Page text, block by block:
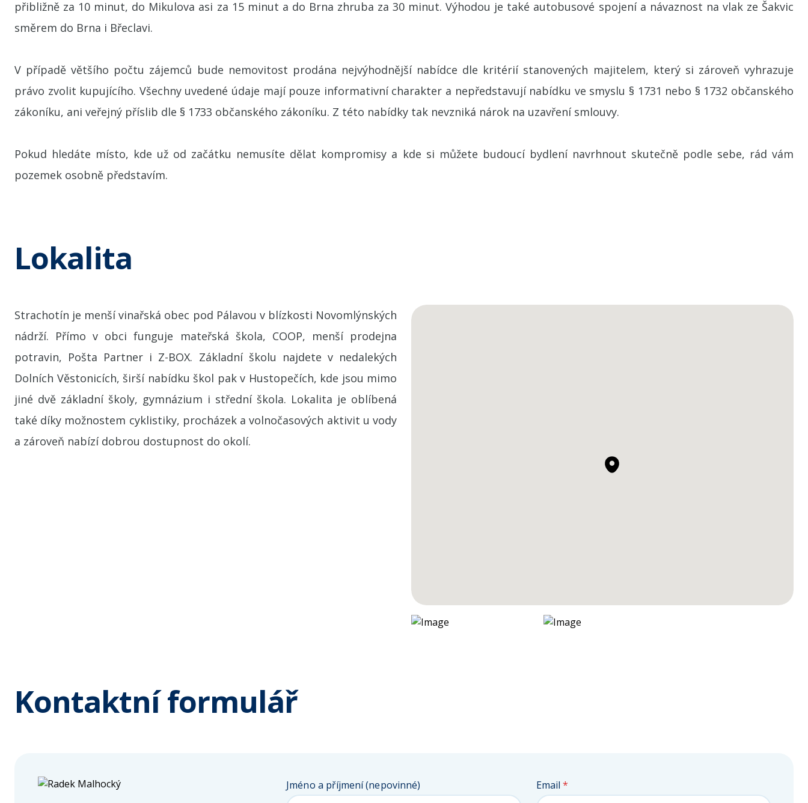
přibližně za 10 minut, do Mikulova asi za 15 minut a do Brna zhruba za 30 minut. Výhodou je také autobusové spojení a návaznost na vlak ze Šakvic
směrem do Brna i Břeclavi.
V případě většího počtu zájemců bude nemovitost prodána nejvýhodnější nabídce dle kritérií stanovených majitelem, který si zároveň vyhrazuje
právo zvolit kupujícího. Všechny uvedené údaje mají pouze informativní charakter a nepředstavují nabídku ve smyslu § 1731 nebo § 1732 občanského
zákoníku, ani veřejný příslib dle § 1733 občanského zákoníku. Z této nabídky tak nevzniká nárok na uzavření smlouvy.
Pokud hledáte místo, kde už od začátku nemusíte dělat kompromisy a kde si můžete budoucí bydlení navrhnout skutečně podle sebe, rád vám
pozemek osobně představím.
Lokalita
Strachotín je menší vinařská obec pod Pálavou v blízkosti Novomlýnských
nádrží. Přímo v obci funguje mateřská škola, COOP, menší prodejna
potravin, Pošta Partner i Z-BOX. Základní školu najdete v nedalekých
Dolních Věstonicích, širší nabídku škol pak v Hustopečích, kde jsou mimo
jiné dvě základní školy, gymnázium i střední škola. Lokalita je oblíbená
také díky možnostem cyklistiky, procházek a volnočasových aktivit u vody
a zároveň nabízí dobrou dostupnost do okolí.
Kontaktní formulář
Jméno a příjmení (nepovinné) Email *